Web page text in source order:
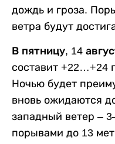
дождь и гроза.
ветра будут
В пятницу, 14
составит +22…+24
Ночью будет
вновь ожидаются
западный ветер –
порывами до 13